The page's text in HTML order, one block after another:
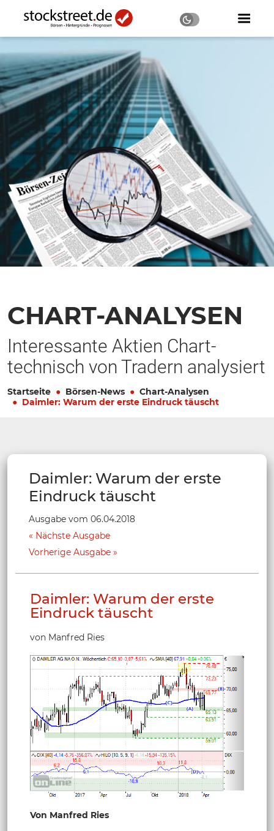
CHART-ANALYSEN
Interessante Aktien Chart-
technisch von Tradern analysiert
Startseite Börsen-News
Chart-Analysen
Daimler: Warum der erste Eindruck täuscht
Daimler: Warum der erste
Eindruck täuscht
Ausgabe vom 06.04.2018
Nächste Ausgabe
Vorherige Ausgabe
Daimler: Warum der erste
Eindruck täuscht
von Manfred Ries
Von Manfred Ries